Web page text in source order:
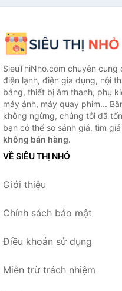
SieuThiNho.com chuyên
điện lạnh, điện gia dụng, nội
bảng, thiết bị âm thanh, phụ
máy ảnh, máy quay phim...
không ngừng, chúng tôi đã
bạn có thể so sánh giá, tìm
không bán hàng.
VỀ SIÊU THỊ NHỎ
Giới thiệu
Chính sách bảo mật
Điều khoản sử dụng
Miễn trừ trách nhiệm